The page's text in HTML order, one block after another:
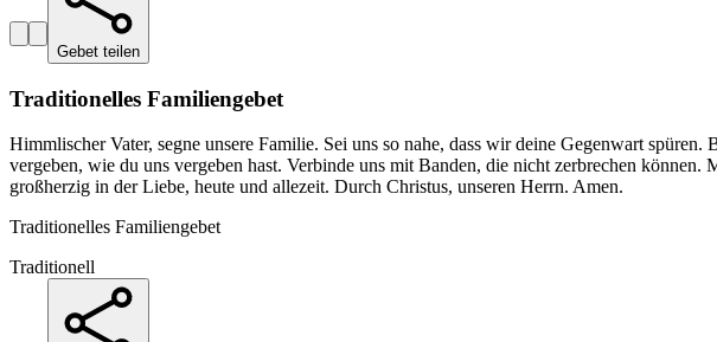
Gebet teilen
Traditionelles Familiengebet
Himmlischer Vater, segne unsere Familie. Sei uns so nahe, dass wir deine Gegenwart
vergeben, wie du uns vergeben hast. Verbinde uns mit Banden, die nicht zerbrechen
großherzig in der Liebe, heute und allezeit. Durch Christus, unseren Herrn. Amen.
Traditionelles Familiengebet
Traditionell